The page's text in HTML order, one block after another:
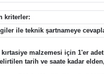
kriterler:
ile teknik şartnameye
malzemesi için 1'er
tarih ve saate kadar